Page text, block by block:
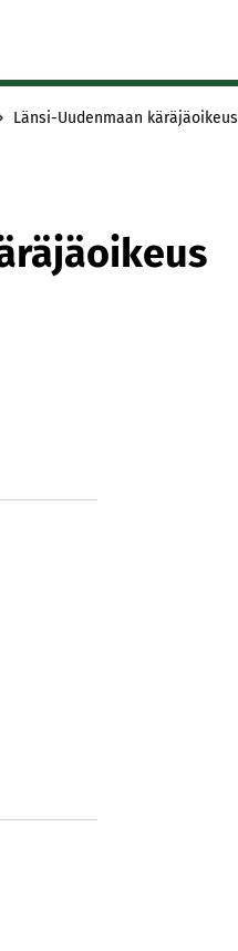
Länsi-Uudenmaan käräjäoikeus